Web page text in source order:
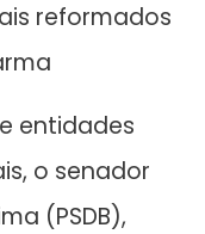
reformados
entidades
o senador
(PSDB),